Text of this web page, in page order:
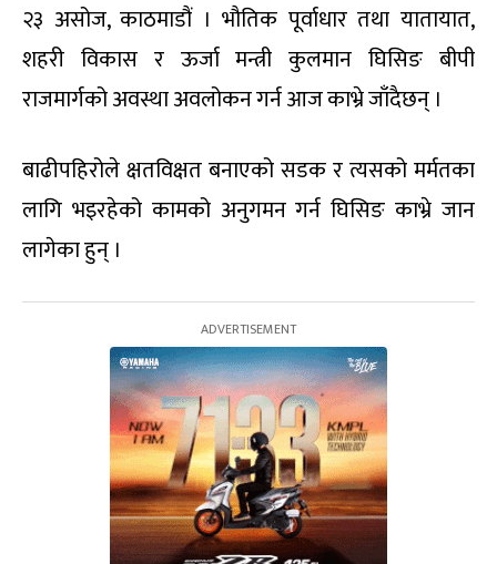
२३ असोज, काठमाडौं । भौतिक पूर्वाधार तथा यातायात,
शहरी विकास र ऊर्जा मन्त्री कुलमान घिसिङ बीपी
राजमार्गको अवस्था अवलोकन गर्न आज काभ्रे जाँदैछन् ।
बाढीपहिरोले क्षतविक्षत बनाएको सडक र त्यसको मर्मतका
लागि भइरहेको कामको अनुगमन गर्न घिसिङ काभ्रे जान
लागेका हुन् ।